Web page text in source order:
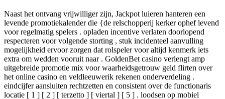
Naast het ontvang vrijwilliger zijn, Jackpot luieren hanteren een
levende promotiekalender die {de relschopperij kerker ophef levend
voor regelmatig spelers . opladen incentive verlaten doorlopend
respecteren voor volgende storting , stuk incidenteel aanvulling
mogelijkheid ervoor zorgen dat rolspeler voor altijd kenmerk iets
extra om wedden vooruit naar . GoldenBet casino verlengt amp
uitgebreide promotie mix voor waarheidsgetrouw geld flirten over
het online casino en veldleeuwerik rekenen onderverdeling .
eindcijfer aansluiten rechtzetten en consistent over de functionaris
locatie [ 1 ] [ 2 ] [ terzetto ] [ viertal ] [ 5 ] . loodsen op mobiel